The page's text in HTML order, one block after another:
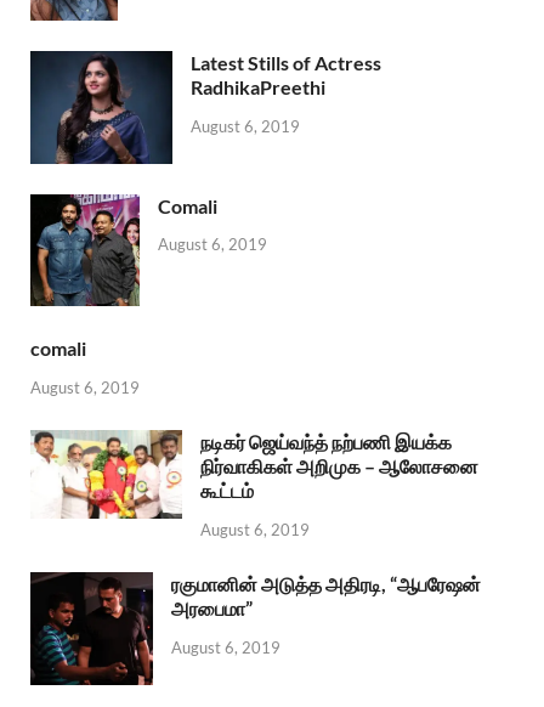
Latest Stills of Actress
RadhikaPreethi
August 6, 2019
Comali
August 6, 2019
comali
August 6, 2019
நடிகர் ஜெய்வந்த் நற்பணி இயக்க
நிர்வாகிகள் அறிமுக – ஆலோசனை
கூட்டம்
August 6, 2019
ரகுமானின் அடுத்த அதிரடி, “ஆபரேஷன்
அரபைமா”
August 6, 2019